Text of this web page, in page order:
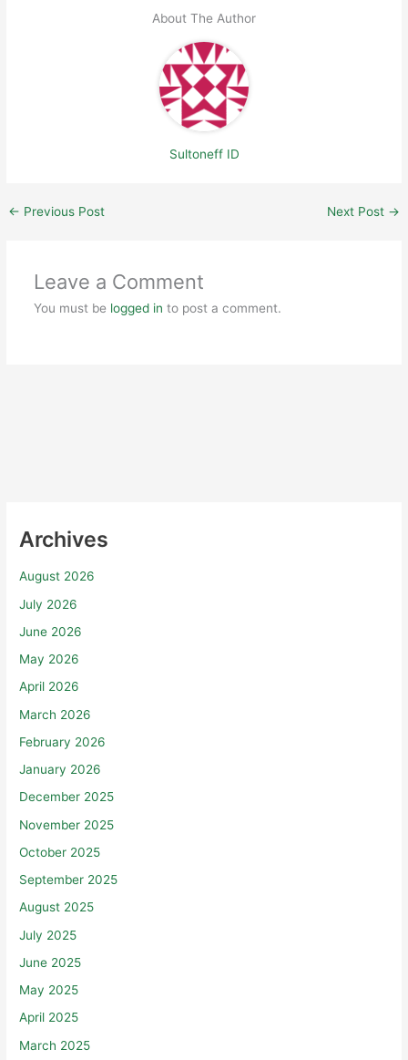
Archives
August 2026
July 2026
June 2026
May 2026
April 2026
March 2026
February 2026
January 2026
December 2025
November 2025
October 2025
September 2025
August 2025
July 2025
June 2025
May 2025
April 2025
March 2025
About The Author
Sultoneff ID
← Previous Post Next Post →
Leave a Comment
You must be logged in to post a comment.